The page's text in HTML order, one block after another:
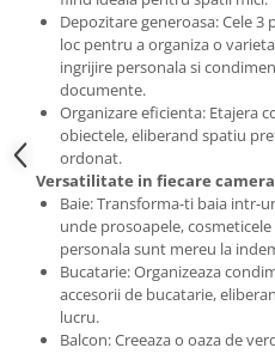
Masa si scaune gradinita
Seturi comode living si
Depozitare generoasa: Cele
loc pentru a organiza o
ingrijire personala si
documente.
Organizare eficienta: Etajera
obiectele, eliberand spatiu
ordonat.
Versatilitate in fiecare
Baie: Transforma-ti baia intr-
unde prosoapele,
personala sunt mereu la
Bucatarie: Organizeaza
accesorii de bucatarie,
lucru.
Balcon: Creeaza o oaza de